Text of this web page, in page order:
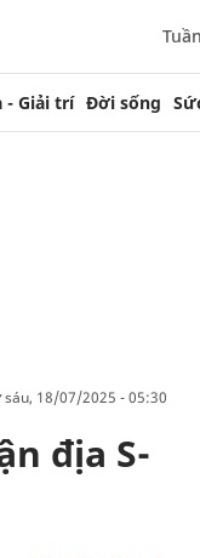
- Giải trí Đời sống
sáu, 18/07/2025 - 05:30
địa S-